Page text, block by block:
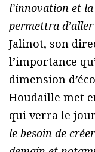
l’innovation et
permettra
Jalinot, son
l’importance
dimension
Houdaille met
qui verra le
le besoin de